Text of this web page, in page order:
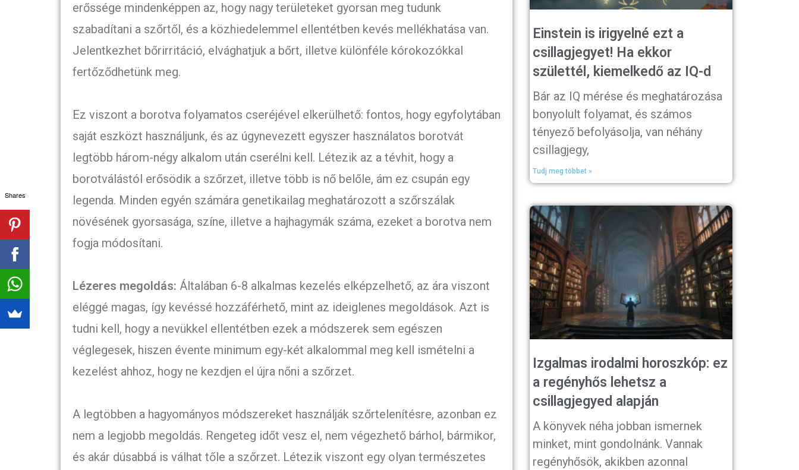
erőssége mindenképpen az, hogy nagy területeket gyorsan meg tudunk
szabadítani a szőrtől, és a közhiedelemmel ellentétben kevés mellékhatása van.
Jelentkezhet bőrirritáció, elvághatjuk a bőrt, illetve különféle kórokozókkal
fertőződhetünk meg.
Ez viszont a borotva folyamatos cseréjével elkerülhető: fontos, hogy egyfolytában
saját eszközt használjunk, és az úgynevezett egyszer használatos borotvát
legtöbb három-négy alkalom után cserélni kell. Létezik az a tévhit, hogy a
borotválástól erősödik a szőrzet, illetve több is nő belőle, ám ez csupán egy
legenda. Minden egyén számára genetikailag meghatározott a szőrszálak
növésének gyorsasága, színe, illetve a hajhagymák száma, ezeket a borotva nem
fogja módosítani.
Lézeres megoldás: Általában 6-8 alkalmas kezelés elképzelhető, az ára viszont
eléggé magas, így kevéssé hozzáférhető, mint az ideiglenes megoldások. Azt is
tudni kell, hogy a nevükkel ellentétben ezek a módszerek sem egészen
véglegesek, hiszen évente minimum egy-két alkalommal meg kell ismételni a
kezelést ahhoz, hogy ne kezdjen el újra nőni a szőrzet.
A legtöbben a hagyományos módszereket használják szőrtelenítésre, azonban ez
nem a legjobb megoldás. Rengeteg időt vesz el, nem végezhető bárhol, bármikor,
és akár dúsabbá is válhat tőle a szőrzet. Létezik viszont egy olyan természetes
Einstein is irigyelné ezt a
csillagjegyet! Ha ekkor
születtél, kiemelkedő az IQ-d
Bár az IQ mérése és meghatározása
bonyolult folyamat, és számos
tényező befolyásolja, van néhány
csillagjegy,
Tudj meg többet »
Izgalmas irodalmi horoszkóp: ez
a regényhős lehetsz a
csillagjegyed alapján
A könyvek néha jobban ismernek
minket, mint gondolnánk. Vannak
regényhősök, akikben azonnal
Shares